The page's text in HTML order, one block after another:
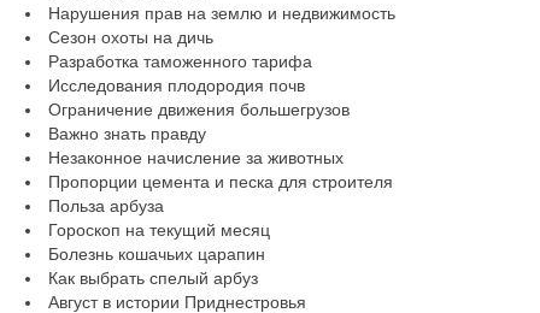
Нарушения прав на землю и недвижимость
Сезон охоты на дичь
Разработка таможенного тарифа
Исследования плодородия почв
Ограничение движения большегрузов
Важно знать правду
Незаконное начисление за животных
Пропорции цемента и песка для строителя
Польза арбуза
Гороскоп на текущий месяц
Болезнь кошачьих царапин
Как выбрать спелый арбуз
Август в истории Приднестровья